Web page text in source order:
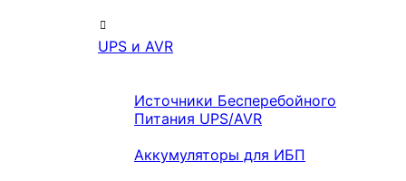
UPS и AVR
Источники Бесперебойного
Питания UPS/AVR
Аккумуляторы для ИБП